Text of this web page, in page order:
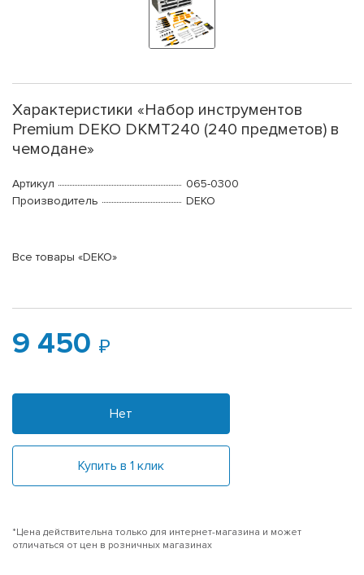
Характеристики «Набор инструментов
Premium DEKO DKMT240 (240 предметов) в
чемодане»
Артикул
065-0300
Производитель
DEKO
Все товары «DEKO»
9 450
Нет
Купить в 1 клик
*Цена действительна только для интернет-магазина и может
отличаться от цен в розничных магазинах